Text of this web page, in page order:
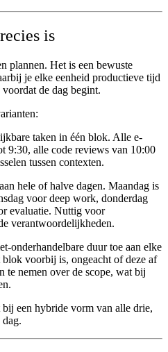
is
plannen. Het is een bewuste
je elke eenheid productieve tijd
de dag begint.
taken in één blok. Alle e-
9:30, alle code reviews van 10:00
tussen contexten.
hele of halve dagen. Maandag is
voor deep work, donderdag
evaluatie. Nuttig voor
verantwoordelijkheden.
onderhandelbare duur toe aan elke
voorbij is, ongeacht of deze af
te nemen over de scope, wat bij
bij een hybride vorm van alle drie,